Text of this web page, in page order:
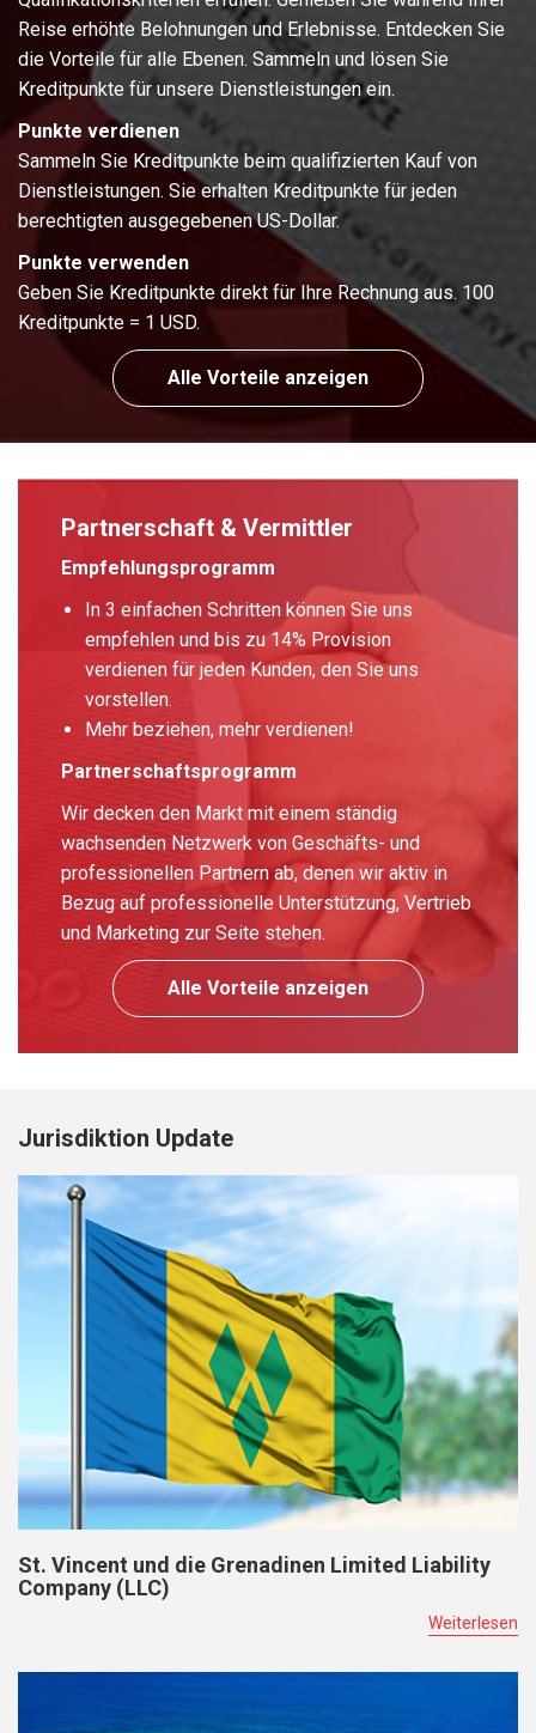
Reise erhöhte Belohnungen und Erlebnisse. Entdecken Sie
die Vorteile für alle Ebenen. Sammeln und lösen Sie
Kreditpunkte für unsere Dienstleistungen ein.
Punkte verdienen
Sammeln Sie Kreditpunkte beim qualifizierten Kauf von
Dienstleistungen. Sie erhalten Kreditpunkte für jeden
berechtigten ausgegebenen US-Dollar.
Punkte verwenden
Geben Sie Kreditpunkte direkt für Ihre Rechnung aus. 100
Kreditpunkte = 1 USD.
Alle Vorteile anzeigen
Partnerschaft & Vermittler
Empfehlungsprogramm
In 3 einfachen Schritten können Sie uns
empfehlen und bis zu 14% Provision
verdienen für jeden Kunden, den Sie uns
vorstellen.
Mehr beziehen, mehr verdienen!
Partnerschaftsprogramm
Wir decken den Markt mit einem ständig
wachsenden Netzwerk von Geschäfts- und
professionellen Partnern ab, denen wir aktiv in
Bezug auf professionelle Unterstützung, Vertrieb
und Marketing zur Seite stehen.
Alle Vorteile anzeigen
Jurisdiktion Update
St. Vincent und die Grenadinen Limited Liability
Company (LLC)
Weiterlesen